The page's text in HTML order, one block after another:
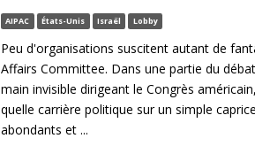
AIPAC États-Unis Israël Lobby
Peu d'organisations suscitent autant de
Affairs Committee. Dans une partie du
main invisible dirigeant le Congrès
quelle carrière politique sur un simple
abondants et ...